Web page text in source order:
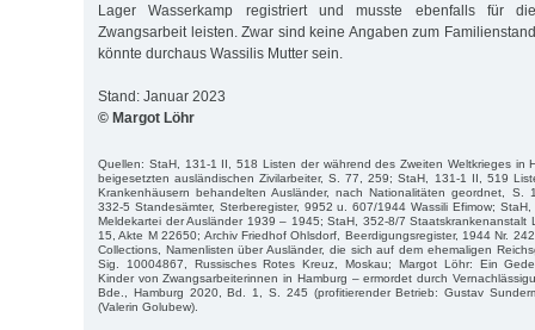
Lager Wasserkamp registriert und musste ebenfalls für
Zwangsarbeit leisten. Zwar sind keine Angaben zum
könnte durchaus Wassilis Mutter sein.
Stand: Januar 2023
© Margot Löhr
Quellen: StaH, 131-1 II, 518 Listen der während des Zweiten Weltkrieges in
beigesetzten ausländischen Zivilarbeiter, S. 77, 259; StaH, 131-1 II, 519
Krankenhäusern behandelten Ausländer, nach Nationalitäten geordnet, S.
332-5 Standesämter, Sterberegister, 9952 u. 607/1944 Wassili Efimow;
Meldekartei der Ausländer 1939 – 1945; StaH, 352-8/7
15, Akte M 22650; Archiv Friedhof Ohlsdorf, Beerdigungsregister, 1944 Nr.
Collections, Namenlisten über Ausländer, die sich auf dem ehemaligen
Sig. 10004867, Russisches Rotes Kreuz, Moskau; Margot Löhr: Ein
Kinder von Zwangsarbeiterinnen in Hamburg – ermordet durch
Bde., Hamburg 2020, Bd. 1, S. 245 (profitierender Betrieb: Gustav
(Valerin Golubew).